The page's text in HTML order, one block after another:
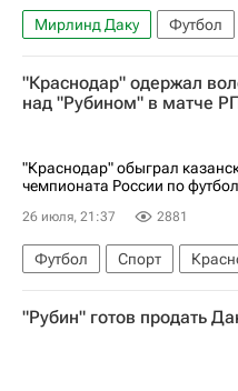
Мирлинд Даку Футбол
Спартак Москва
Зенит
"Краснодар" одержал
над "Рубином" в матче
"Краснодар" обыграл
чемпионата России по
26 июля, 21:37 2881
Футбол Спорт
"Рубин" готов продать